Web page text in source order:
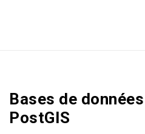
Bases de
PostGIS